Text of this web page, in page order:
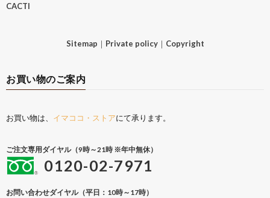
CACTI
Sitemap ｜ Private policy｜ Copyright
お買い物のご案内
お買い物は、 イマココ・ストアにて承ります。
ご注文専用ダイヤル（9時～21時 ※年中無休）
0120-02-7971
お問い合わせダイヤル（平日：10時～17時）